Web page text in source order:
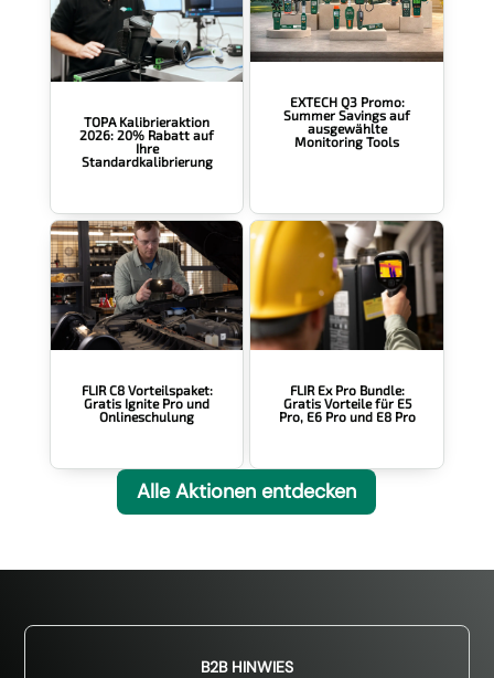
TOPA Kalibrieraktion
2026: 20% Rabatt auf
Ihre
Standardkalibrierung
EXTECH Q3 Promo:
Summer Savings auf
ausgewählte
Monitoring Tools
FLIR C8 Vorteilspaket:
Gratis Ignite Pro und
Onlineschulung
FLIR Ex Pro Bundle:
Gratis Vorteile für E5
Pro, E6 Pro und E8 Pro
Alle Aktionen entdecken
B2B HINWIES